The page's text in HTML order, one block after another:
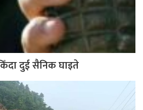
दुई सैनिक घाइते